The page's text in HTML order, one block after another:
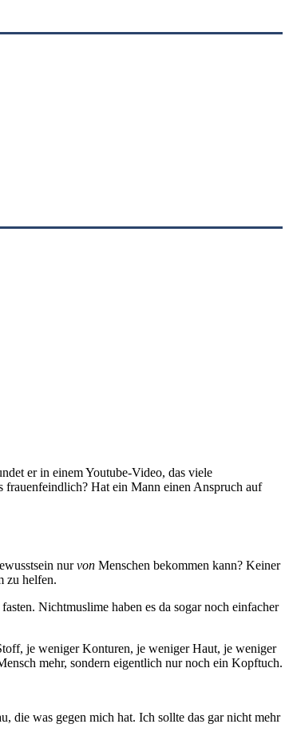
er in einem Youtube-Video, das viele
frauenfeindlich? Hat ein Mann einen Anspruch auf
nurvon Menschen bekommen kann? Keiner
zu helfen.
Nichtmuslime haben es da sogar noch einfacher
je weniger Konturen, je weniger Haut, je weniger
mehr, sondern eigentlich nur noch ein Kopftuch.
die was gegen mich hat. Ich sollte das gar nicht mehr